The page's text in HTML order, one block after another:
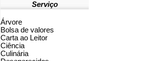
Serviço
Árvore
Bolsa de valores
Carta ao Leitor
Ciência
Culinária